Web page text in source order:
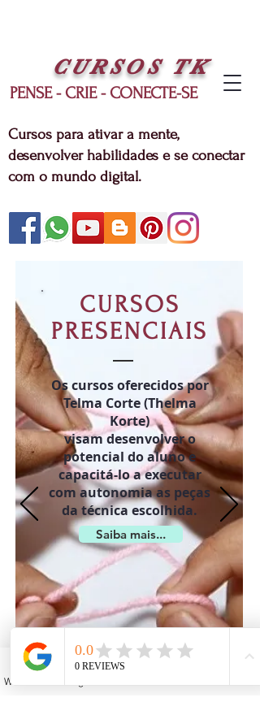
CURSOS TK
PENSE - CRIE - CONECTE-SE
Cursos para ativar a mente,
desenvolver habilidades e se conectar
com o mundo digital.
CURSOS
PRESENCIAIS
Os cursos oferecidos por
Telma Corte (Thelma
Korte)
visam desenvolver o
potencial do aluno e
capacitá-lo a executar
com autonomia as peças
da técnica escolhida.
Saiba mais...